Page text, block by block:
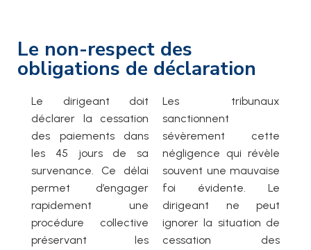
Le non-respect des
obligations de déclaration
Le dirigeant doit
déclarer la cessation
des paiements dans
les 45 jours de sa
survenance. Ce délai
permet d’engager
rapidement une
procédure collective
préservant les
Les tribunaux
sanctionnent
sévèrement cette
négligence qui révèle
souvent une mauvaise
foi évidente. Le
dirigeant ne peut
ignorer la situation de
cessation des